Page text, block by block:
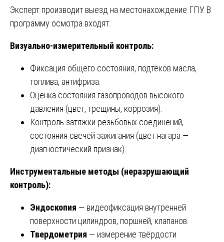
Эксперт производит выезд на местонахождение ГПУ. В
программу осмотра входят:
Визуально-измерительный контроль:
Фиксация общего состояния, подтёков масла,
топлива, антифриза.
Оценка состояния газопроводов высокого
давления (цвет, трещины, коррозия).
Контроль затяжки резьбовых соединений,
состояния свечей зажигания (цвет нагара —
диагностический признак).
Инструментальные методы (неразрушающий
контроль):
Эндоскопия — видеофиксация внутренней
поверхности цилиндров, поршней, клапанов.
Твердометрия — измерение твёрдости